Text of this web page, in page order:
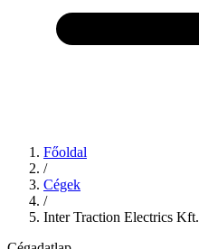
Főoldal
/
Cégek
/
Inter Traction Electrics Kft.